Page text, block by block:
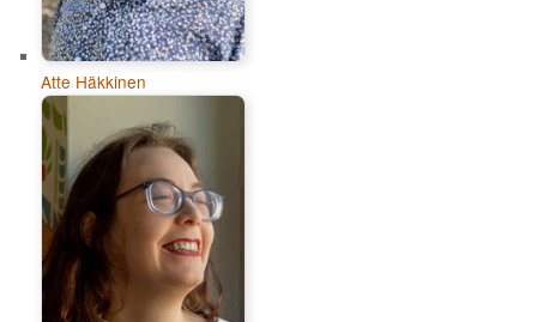
Atte Häkkinen